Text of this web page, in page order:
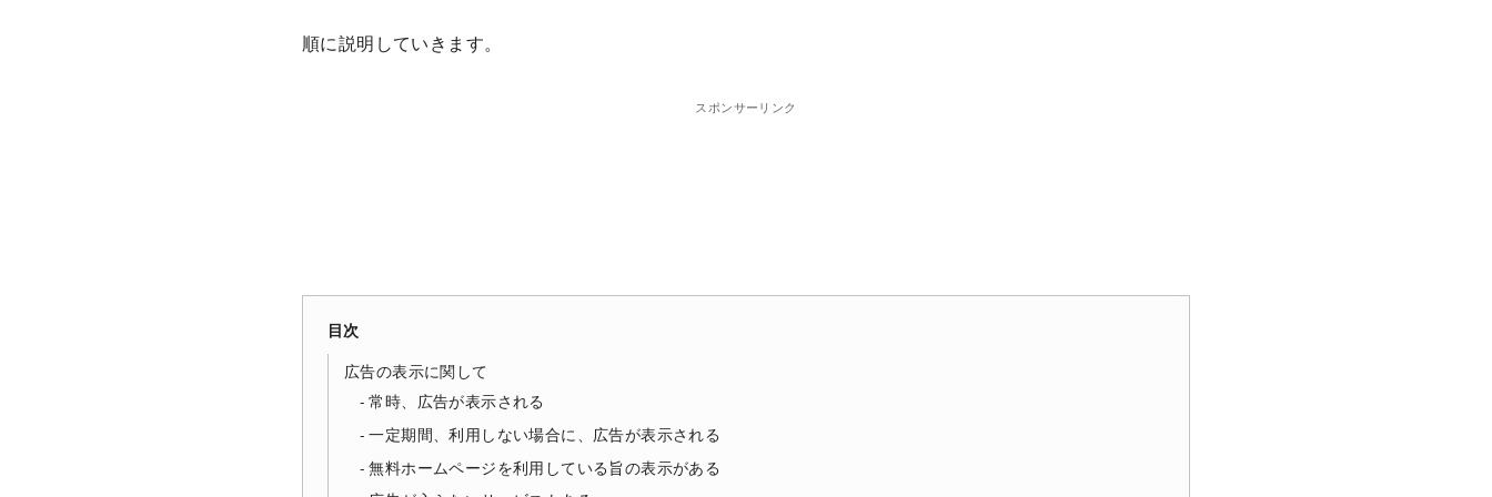
順に説明していきます。
スポンサーリンク
目次
広告の表示に関して
常時、広告が表示される
一定期間、利用しない場合に、広告が表示される
無料ホームページを利用している旨の表示がある